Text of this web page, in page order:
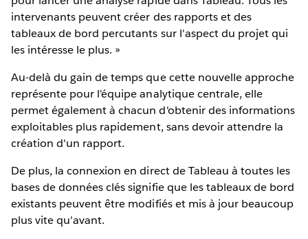
intervenants peuvent créer des rapports et des
tableaux de bord percutants sur l'aspect du projet qui
les intéresse le plus. »
Au-delà du gain de temps que cette nouvelle approche
représente pour l'équipe analytique centrale, elle
permet également à chacun d'obtenir des informations
exploitables plus rapidement, sans devoir attendre la
création d'un rapport.
De plus, la connexion en direct de Tableau à toutes les
bases de données clés signifie que les tableaux de bord
existants peuvent être modifiés et mis à jour beaucoup
plus vite qu'avant.